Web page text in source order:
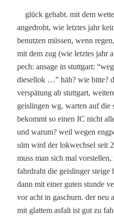
glück gehabt. mit dem
angedroht, wie letztes jahr
benutzen müssen, wenn
mit dem zug (wie letztes jahr
pech: ansage in stuttgart:
diesellok …” häh? wie bitte?
verspätung ab stuttgart,
geislingen wg. warten auf die
bekommt so einen IC nicht
und warum? weil wegen
ulm wird der lokwechsel seit
muss man sich mal
fahrdraht die geislinger
dann mit einer guten stunde
vor acht in gaschurn. der neu
mit glattem asfalt ist gut zu